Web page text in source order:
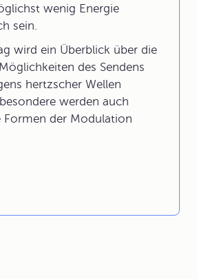
wenig Energie
sein.
wird ein Überblick über die
des Sendens
hertzscher Wellen
werden auch
Formen der Modulation